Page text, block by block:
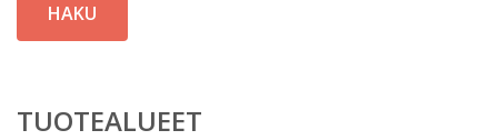
HAKU
TUOTEALUEET